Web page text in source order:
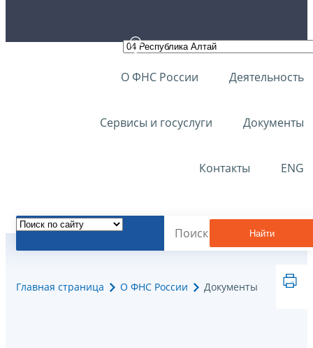
О ФНС России Деятельность
Сервисы и госуслуги Документы
Контакты ENG
Найти
Главная страница О ФНС России Документы